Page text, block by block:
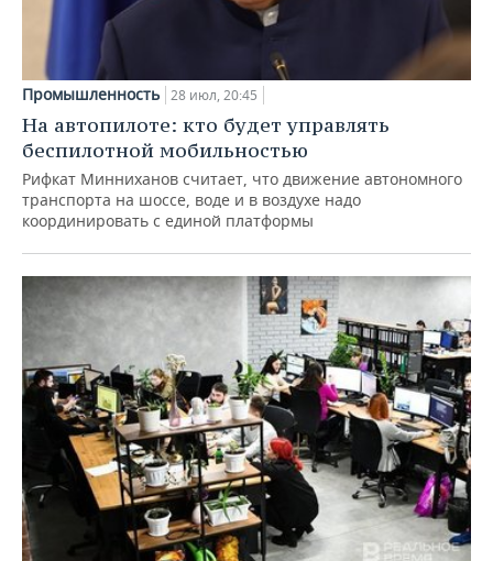
Промышленность 28 июл, 20:45
На автопилоте: кто будет управлять
беспилотной мобильностью
Рифкат Минниханов считает, что движение автономного
транспорта на шоссе, воде и в воздухе надо
координировать с единой платформы